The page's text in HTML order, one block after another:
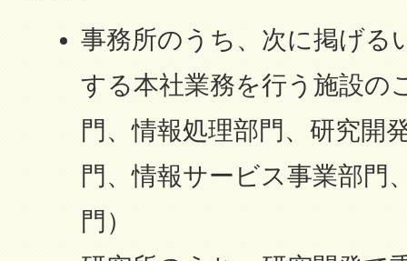
事務所のうち、次に掲げる
する本社業務を行う施設の
門、情報処理部門、研究開
門、情報サービス事業部門
門）